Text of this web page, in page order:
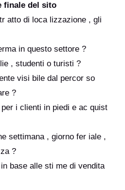
finale del sito
atto di loca lizzazione , gli
in questo settore ?
, studenti o turisti ?
visi bile dal percor so
?
i clienti in piedi e ac quist
settimana , giorno fer iale ,
?
base alle sti me di vendita